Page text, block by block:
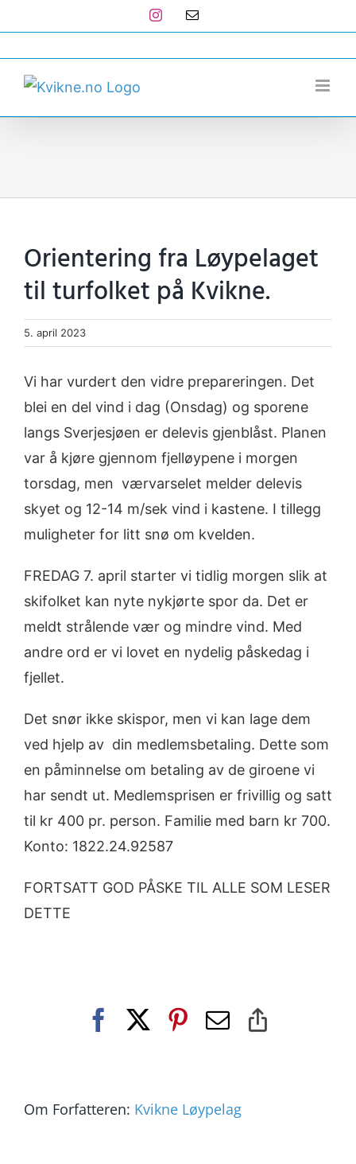
to
content
Instagram
E-
Orientering fra Løypelaget
til turfolket på Kvikne.
5. april 2023
Vi har vurdert den vidre prepareringen. Det
blei en del vind i dag (Onsdag) og sporene
langs Sverjesjøen er delevis gjenblåst. Planen
var å kjøre gjennom fjelløypene i morgen
torsdag, men værvarselet melder delevis
skyet og 12-14 m/sek vind i kastene. I tillegg
muligheter for litt snø om kvelden.
FREDAG 7. april starter vi tidlig morgen slik at
skifolket kan nyte nykjørte spor da. Det er
meldt strålende vær og mindre vind. Med
andre ord er vi lovet en nydelig påskedag i
fjellet.
Det snør ikke skispor, men vi kan lage dem
ved hjelp av din medlemsbetaling. Dette som
en påminnelse om betaling av de giroene vi
har sendt ut. Medlemsprisen er frivillig og satt
til kr 400 pr. person. Familie med barn kr 700.
Konto: 1822.24.92587
FORTSATT GOD PÅSKE TIL ALLE SOM LESER
DETTE
Facebook Pinterest
E-
Om Forfatteren: Kvikne Løypelag